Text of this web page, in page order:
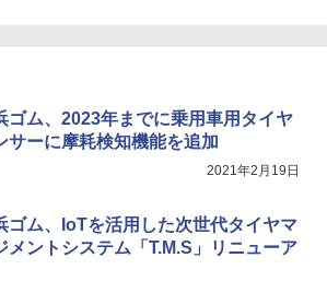
ゴム、2023年までに乗用車用タイヤ
サーに摩耗検知機能を追加
2021年2月19日
ゴム、IoTを活用した次世代タイヤマ
メントシステム「T.M.S」リニューア